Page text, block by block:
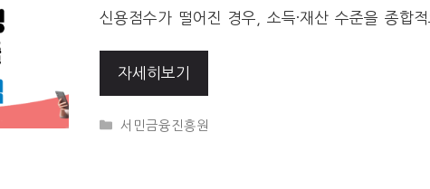
신용점수가 떨어진 경우, 소득·재산 수준을 종합
자세히보기
CATEGORIES
서민금융진흥원